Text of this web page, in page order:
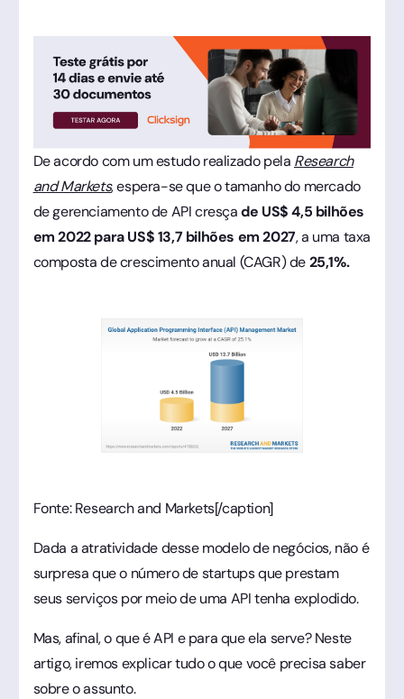
De acordo com um estudo realizado pela Research
and Markets, espera-se que o tamanho do mercado
de gerenciamento de API cresçade US$ 4,5 bilhões
em 2022 para US$ 13,7 bilhões em 2027, a uma taxa
composta de crescimento anual (CAGR) de25,1%.
Fonte: Research and Markets[/caption]
Dada a atratividade desse modelo de negócios, não é
surpresa que o número de startups que prestam
seus serviços por meio de uma API tenha explodido.
Mas, afinal, o que é API e para que ela serve? Neste
artigo, iremos explicar tudo o que você precisa saber
sobre o assunto.